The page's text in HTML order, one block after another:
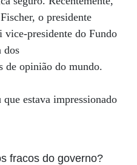
o presidente
presidente do Fundo
dos
de opinião do mundo.
estava impressionado
fracos do governo?